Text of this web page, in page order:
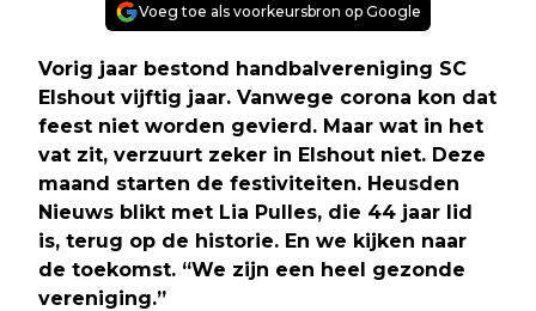
Voeg toe als voorkeursbron op Google
Vorig jaar bestond handbalvereniging SC
Elshout vijftig jaar. Vanwege corona kon dat
feest niet worden gevierd. Maar wat in het
vat zit, verzuurt zeker in Elshout niet. Deze
maand starten de festiviteiten. Heusden
Nieuws blikt met Lia Pulles, die 44 jaar lid
is, terug op de historie. En we kijken naar
de toekomst. “We zijn een heel gezonde
vereniging.”